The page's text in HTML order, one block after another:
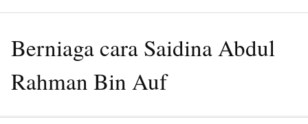
Berniaga cara Saidina Abdul
Rahman Bin Auf